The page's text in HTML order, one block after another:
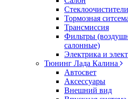
Тормозная
Трансмиссия
Фильтры
салонные)
Электрика и
Тюнинг Лада Калина
Автосвет
Аксессуары
Внешний вид